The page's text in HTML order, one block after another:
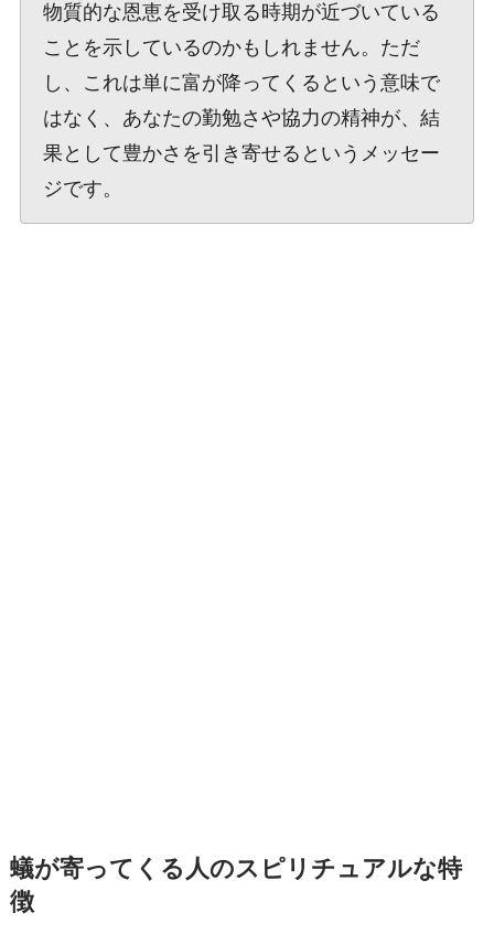
物質的な恩恵を受け取る時期が近づいている
ことを示しているのかもしれません。ただ
し、これは単に富が降ってくるという意味で
はなく、あなたの勤勉さや協力の精神が、結
果として豊かさを引き寄せるというメッセー
ジです。
蟻が寄ってくる人のスピリチュアルな特
徴